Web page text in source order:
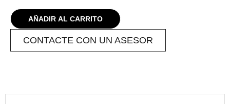
AÑADIR AL CARRITO
CONTACTE CON UN ASESOR